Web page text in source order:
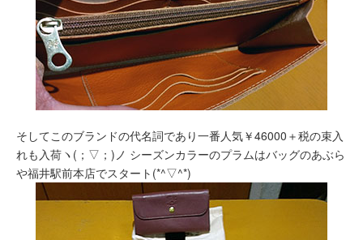
そしてこのブランドの代名詞であり一番人気￥46000＋税の束入
れも入荷ヽ(；▽；)ノ シーズンカラーのプラムはバッグのあぶら
や福井駅前本店でスタート(*^▽^*)